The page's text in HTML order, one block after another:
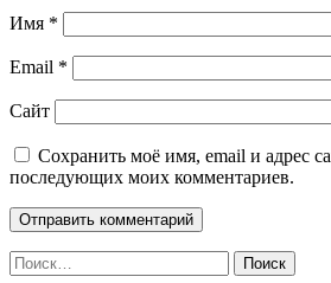
Имя *
Email *
Сайт
Сохранить моё имя, email и адрес
последующих моих комментариев.
Найти: